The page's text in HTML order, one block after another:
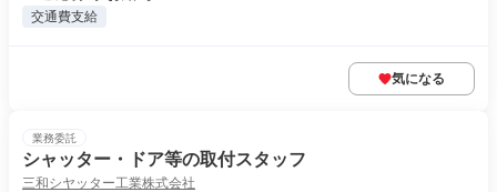
交通費支給
気になる
業務委託
シャッター・ドア等の取付スタッフ
三和シヤッター工業株式会社